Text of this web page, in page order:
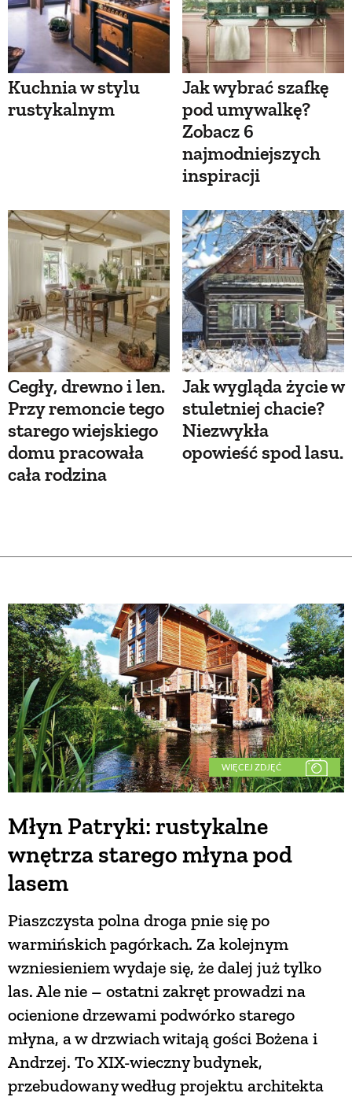
Kuchnia w stylu
rustykalnym
Jak wybrać szafkę
pod umywalkę?
Zobacz 6
najmodniejszych
inspiracji
Cegły, drewno i len.
Przy remoncie tego
starego wiejskiego
domu pracowała
cała rodzina
Jak wygląda życie w
stuletniej chacie?
Niezwykła
opowieść spod lasu.
WIĘCEJ ZDJĘĆ
Młyn Patryki: rustykalne
wnętrza starego młyna pod
lasem
Piaszczysta polna droga pnie się po
warmińskich pagórkach. Za kolejnym
wzniesieniem wydaje się, że dalej już tylko
las. Ale nie – ostatni zakręt prowadzi na
ocienione drzewami podwórko starego
młyna, a w drzwiach witają gości Bożena i
Andrzej. To XIX-wieczny budynek,
przebudowany według projektu architekta